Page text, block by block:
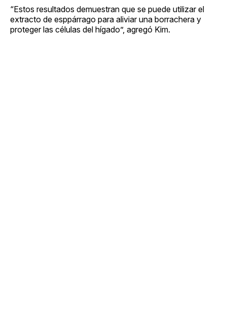
“Estos resultados demuestran que se puede utilizar el
extracto de esppárrago para aliviar una borrachera y
proteger las células del hígado”, agregó Kim.